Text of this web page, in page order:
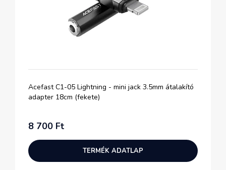
Acefast C1-05 Lightning - mini jack 3.5mm átalakító
adapter 18cm (fekete)
8 700 Ft
TERMÉK ADATLAP